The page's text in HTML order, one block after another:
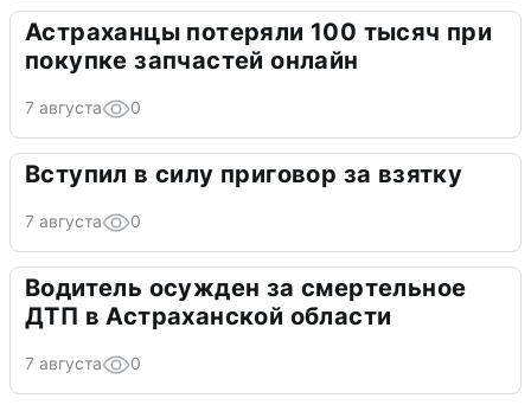
Астраханцы потеряли 100 тысяч при
покупке запчастей онлайн
7 августа 0
Вступил в силу приговор за взятку
7 августа 0
Водитель осужден за смертельное
ДТП в Астраханской области
7 августа 0